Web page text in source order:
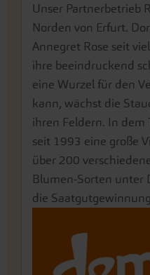
Unser Partnerbetrieb
Norden von Erfurt.
Annegret Rose seit
ihre beeindruckend
eine Wurzel für den
kann, wächst die
ihren Feldern. In dem
seit 1993 eine große
über 200
Blumen-Sorten unter
die